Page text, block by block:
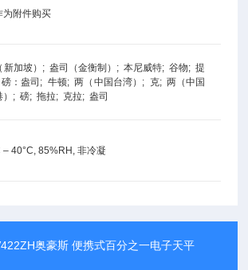
为附件购买
新加坡）; 盎司（金衡制）; 本尼威特; 谷物; 提
：盎司; 牛顿; 两（中国台湾）; 克; 两（中国
）; 磅; 拖拉; 克拉; 盎司
– 40°C, 85%RH, 非冷凝
奥豪斯 便携式百分之一电子天平